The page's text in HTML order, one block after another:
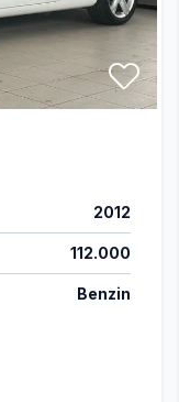
2012
112.000
Benzin